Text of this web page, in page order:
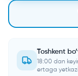
Toshkent
18:00 dan
ertaga